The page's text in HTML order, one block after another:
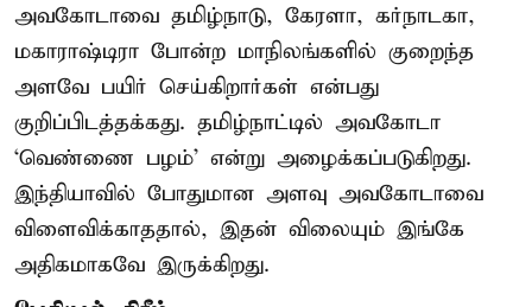
அவகோடாவை தமிழ்நாடு, கேரளா, கர்நாடகா,
மகாராஷ்டிரா போன்ற மாநிலங்களில் குறைந்த
அளவே பயிர் செய்கிறார்கள் என்பது
குறிப்பிடத்தக்கது. தமிழ்நாட்டில் அவகோடா
‘வெண்ணை பழம்’ என்று அழைக்கப்படுகிறது.
இந்தியாவில் போதுமான அளவு அவகோடாவை
விளைவிக்காததால், இதன் விலையும் இங்கே
அதிகமாகவே இருக்கிறது.